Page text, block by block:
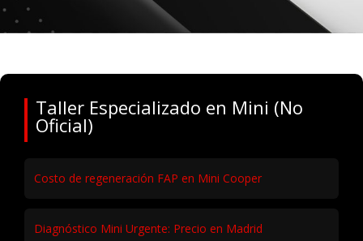
Taller Especializado en Mini (No
Oficial)
Costo de regeneración FAP en Mini Cooper
Diagnóstico Mini Urgente: Precio en Madrid